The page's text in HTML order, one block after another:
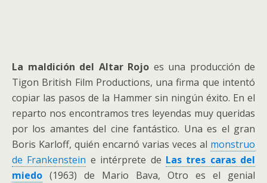
La maldición del Altar Rojo es una producción de
Tigon British Film Productions, una firma que intentó
copiar las pasos de la Hammer sin ningún éxito. En el
reparto nos encontramos tres leyendas muy queridas
por los amantes del cine fantástico. Una es el gran
Boris Karloff, quién encarnó varias veces al monstruo
de Frankenstein e intérprete de Las tres caras del
miedo (1963) de Mario Bava, Otro es el genial